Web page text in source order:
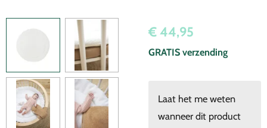
€ 44,95
GRATIS verzending
Laat het me weten
wanneer dit product